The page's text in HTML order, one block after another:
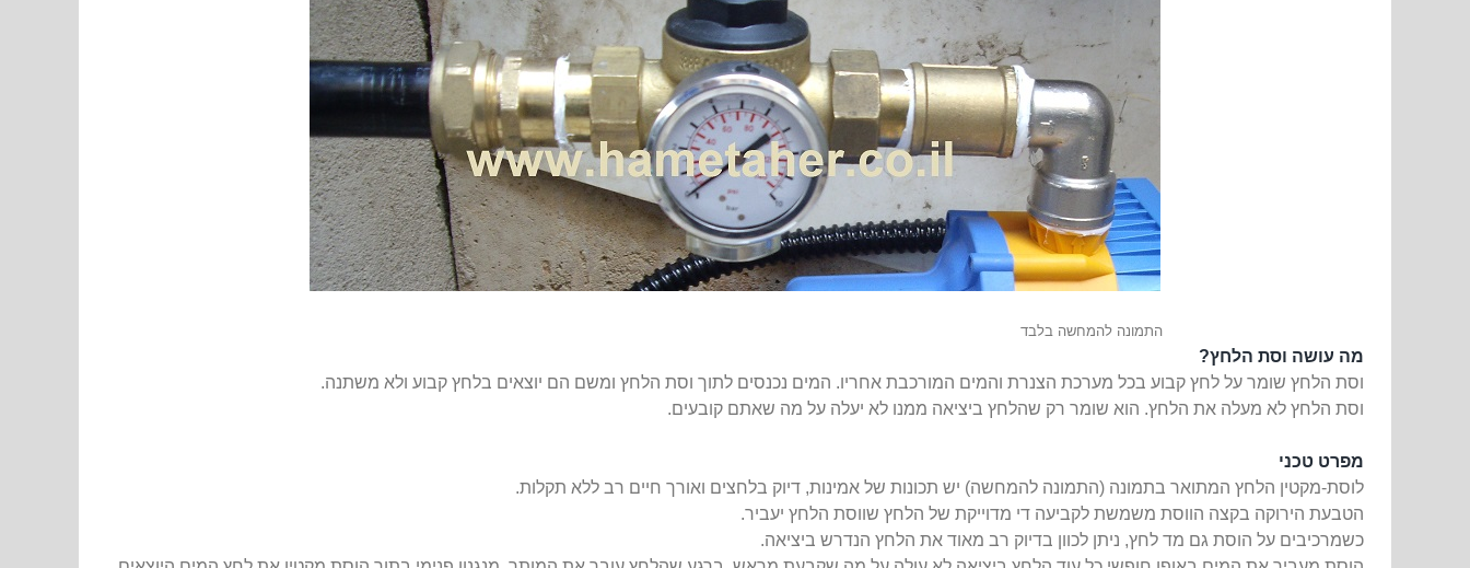
התמונה להמחשה בלבד
מה עושה וסת הלחץ?
וסת הלחץ שומר על לחץ קבוע בכל מערכת הצנרת והמים המורכבת אחריו. המים נכנסים לתוך וסת הלחץ ומשם הם יוצאים בלחץ קבוע ולא משתנה.
וסת הלחץ לא מעלה את הלחץ. הוא שומר רק שהלחץ ביציאה ממנו לא יעלה על מה שאתם קובעים.
מפרט טכני
לוסת-מקטין הלחץ המתואר בתמונה (התמונה להמחשה) יש תכונות של אמינות, דיוק בלחצים ואורך חיים רב ללא תקלות.
הטבעת הירוקה בקצה הווסת משמשת לקביעה די מדוייקת של הלחץ שווסת הלחץ יעביר.
כשמרכיבים על הוסת גם מד לחץ, ניתן לכוון בדיוק רב מאוד את הלחץ הנדרש ביציאה.